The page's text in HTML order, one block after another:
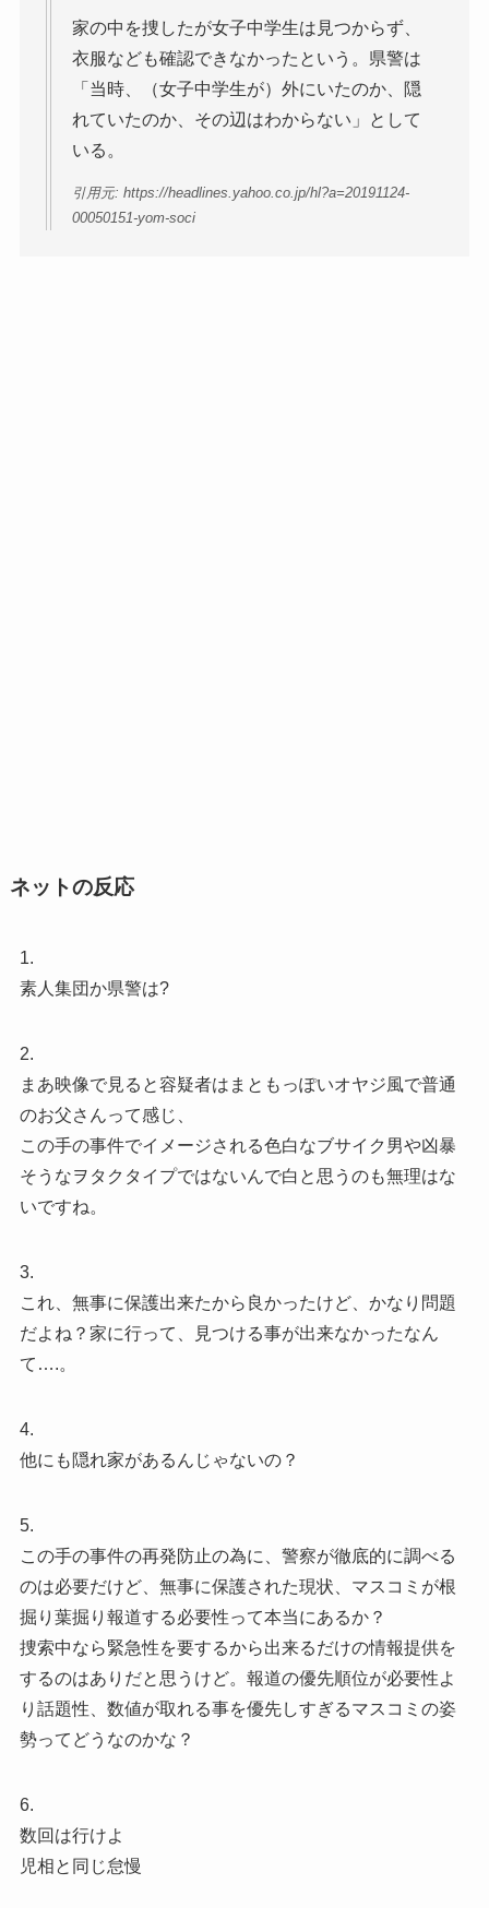
家の中を捜したが女子中学生は見つからず、
衣服なども確認できなかったという。県警は
「当時、（女子中学生が）外にいたのか、隠
れていたのか、その辺はわからない」として
いる。
引用元: https://headlines.yahoo.co.jp/hl?a=20191124-
00050151-yom-soci
ネットの反応
1.
素人集団か県警は?
2.
まあ映像で見ると容疑者はまともっぽいオヤジ風で普通
のお父さんって感じ、
この手の事件でイメージされる色白なブサイク男や凶暴
そうなヲタクタイプではないんで白と思うのも無理はな
いですね。
3.
これ、無事に保護出来たから良かったけど、かなり問題
だよね？家に行って、見つける事が出来なかったなん
て….。
4.
他にも隠れ家があるんじゃないの？
5.
この手の事件の再発防止の為に、警察が徹底的に調べる
のは必要だけど、無事に保護された現状、マスコミが根
掘り葉掘り報道する必要性って本当にあるか？
捜索中なら緊急性を要するから出来るだけの情報提供を
するのはありだと思うけど。報道の優先順位が必要性よ
り話題性、数値が取れる事を優先しすぎるマスコミの姿
勢ってどうなのかな？
6.
数回は行けよ
児相と同じ怠慢